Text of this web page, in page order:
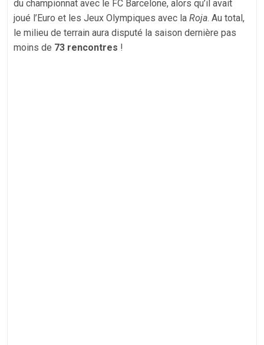
du championnat avec le FC Barcelone, alors qu’il avait
joué l’Euro et les Jeux Olympiques avec la Roja. Au total,
le milieu de terrain aura disputé la saison dernière pas
moins de 73 rencontres !